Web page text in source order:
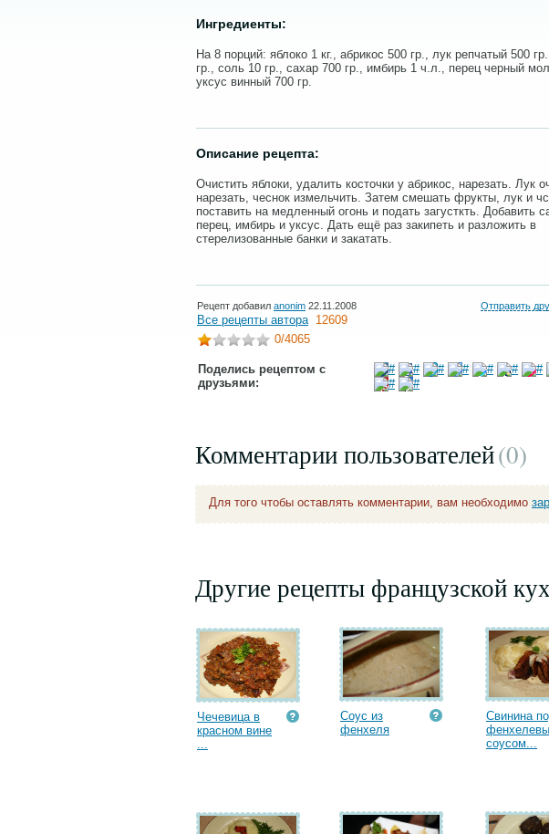
Ингредиенты:
На 8 порций: яблоко 1 кг., абрикос 500 гр., лук репчатый 500
гр., соль 10 гр., сахар 700 гр., имбирь 1 ч.л., перец черный
уксус винный 700 гр.
Описание рецепта:
Очистить яблоки, удалить косточки у абрикос, нарезать. Лук
нарезать, чеснок измельчить. Затем смешать фрукты, лук и
поставить на медленный огонь и подать загусткть. Добавить
перец, имбирь и уксус. Дать ещё раз закипеть и разложить в
стерелизованные банки и закатать.
Рецепт добавил anonim 22.11.2008 Отправить
Все рецепты автора 12609
0/4065
Поделись рецептом с
друзьями:
Комментарии пользователей(0)
Для того чтобы оставлять комментарии, вам необходимо
Другие рецепты французской
Чечевица в
красном вине
...
Соус из
фенхеля
Свинина
соусом...